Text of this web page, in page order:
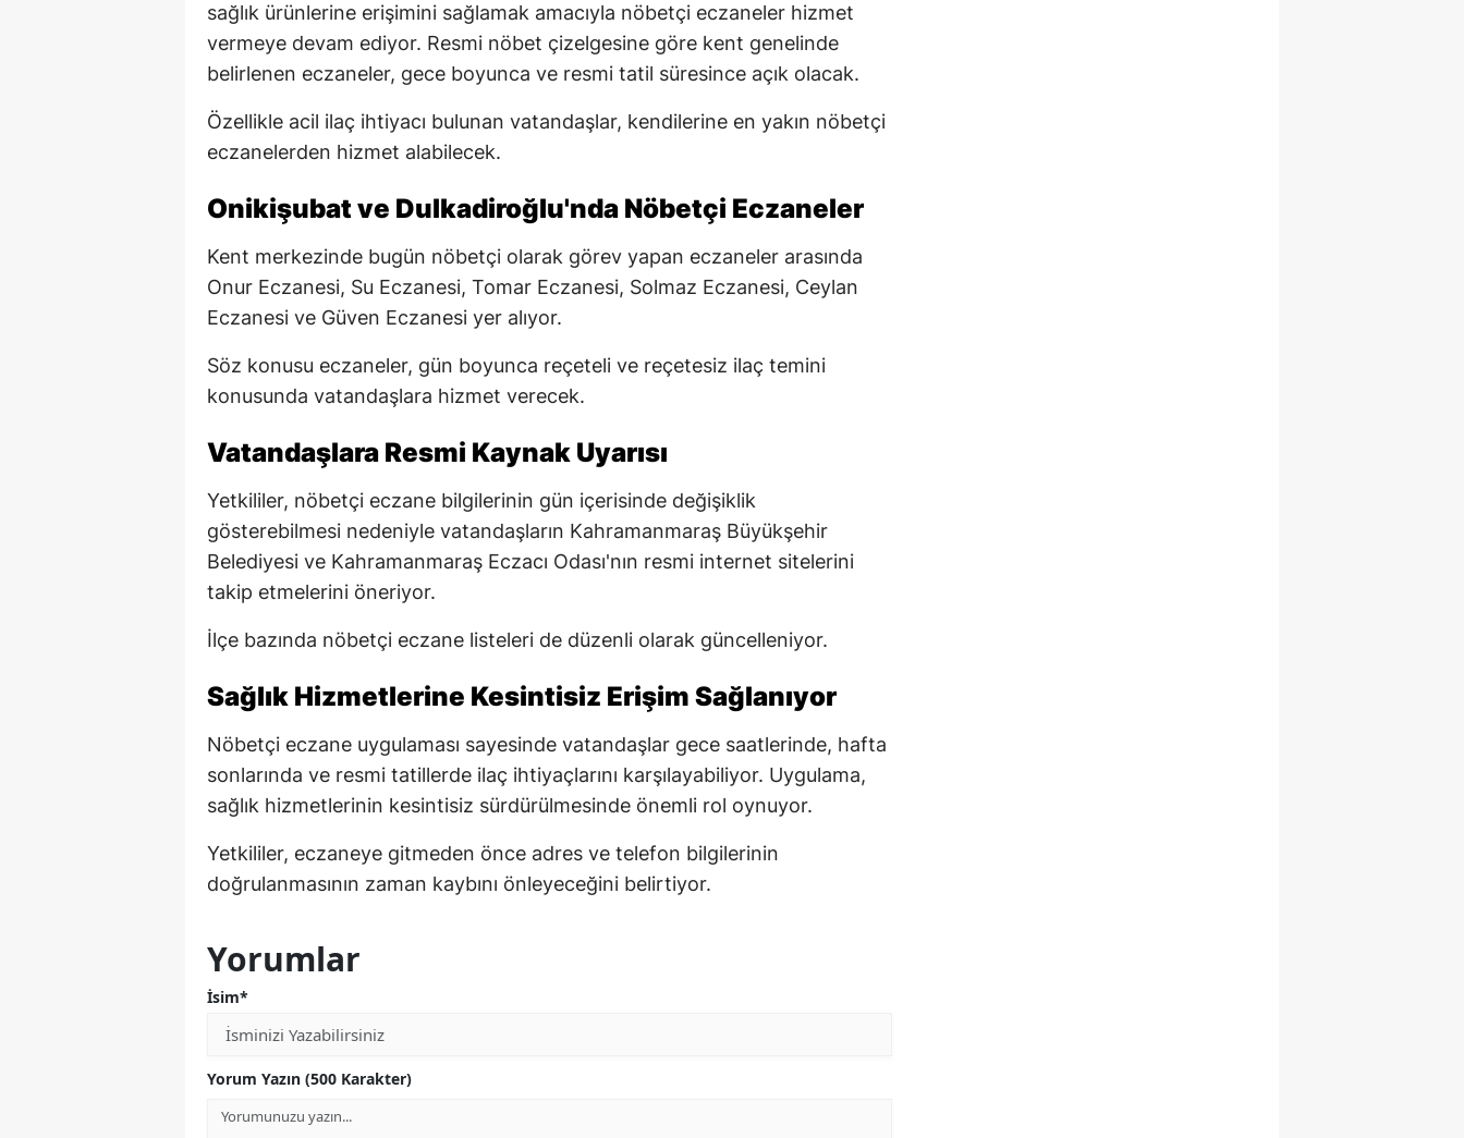
sağlık ürünlerine erişimini sağlamak amacıyla nöbetçi eczaneler hizmet
vermeye devam ediyor. Resmi nöbet çizelgesine göre kent genelinde
belirlenen eczaneler, gece boyunca ve resmi tatil süresince açık olacak.
Özellikle acil ilaç ihtiyacı bulunan vatandaşlar, kendilerine en yakın nöbetçi
eczanelerden hizmet alabilecek.
Onikişubat ve Dulkadiroğlu'nda Nöbetçi Eczaneler
Kent merkezinde bugün nöbetçi olarak görev yapan eczaneler arasında
Onur Eczanesi, Su Eczanesi, Tomar Eczanesi, Solmaz Eczanesi, Ceylan
Eczanesi ve Güven Eczanesi yer alıyor.
Söz konusu eczaneler, gün boyunca reçeteli ve reçetesiz ilaç temini
konusunda vatandaşlara hizmet verecek.
Vatandaşlara Resmi Kaynak Uyarısı
Yetkililer, nöbetçi eczane bilgilerinin gün içerisinde değişiklik
gösterebilmesi nedeniyle vatandaşların Kahramanmaraş Büyükşehir
Belediyesi ve Kahramanmaraş Eczacı Odası'nın resmi internet sitelerini
takip etmelerini öneriyor.
İlçe bazında nöbetçi eczane listeleri de düzenli olarak güncelleniyor.
Sağlık Hizmetlerine Kesintisiz Erişim Sağlanıyor
Nöbetçi eczane uygulaması sayesinde vatandaşlar gece saatlerinde, hafta
sonlarında ve resmi tatillerde ilaç ihtiyaçlarını karşılayabiliyor. Uygulama,
sağlık hizmetlerinin kesintisiz sürdürülmesinde önemli rol oynuyor.
Yetkililer, eczaneye gitmeden önce adres ve telefon bilgilerinin
doğrulanmasının zaman kaybını önleyeceğini belirtiyor.
Yorumlar
İsim*
Yorum Yazın (500 Karakter)